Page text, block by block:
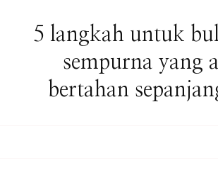
5 langkah untuk
sempurna yang
bertahan